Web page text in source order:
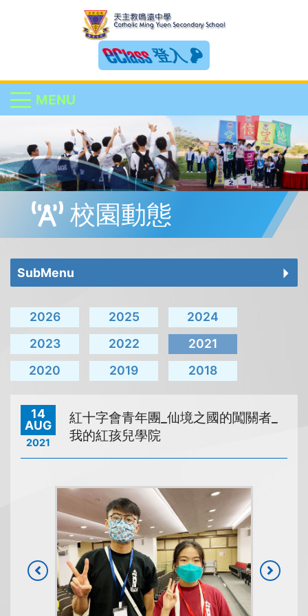
登入
MENU
校園動態
SubMenu
2026 2025
2024
2023
2022
2021
2020
2019 2018
14
AUG
2021
紅十字會青年團_仙境之國的闖關者_
我的紅孩兒學院